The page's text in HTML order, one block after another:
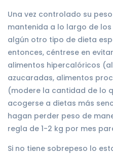
Una vez controlado su
mantenida a lo largo de
algún otro tipo de dieta
entonces, céntrese en
alimentos hipercalóricos
azucaradas, alimentos
(modere la cantidad de lo
acogerse a dietas más
hagan perder peso de
regla de 1-2 kg por mes
Si no tiene sobrepeso lo